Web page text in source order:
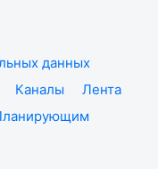
данных
Каналы
Лента